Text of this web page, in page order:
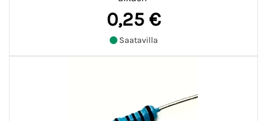
0,25 €
Saatavilla